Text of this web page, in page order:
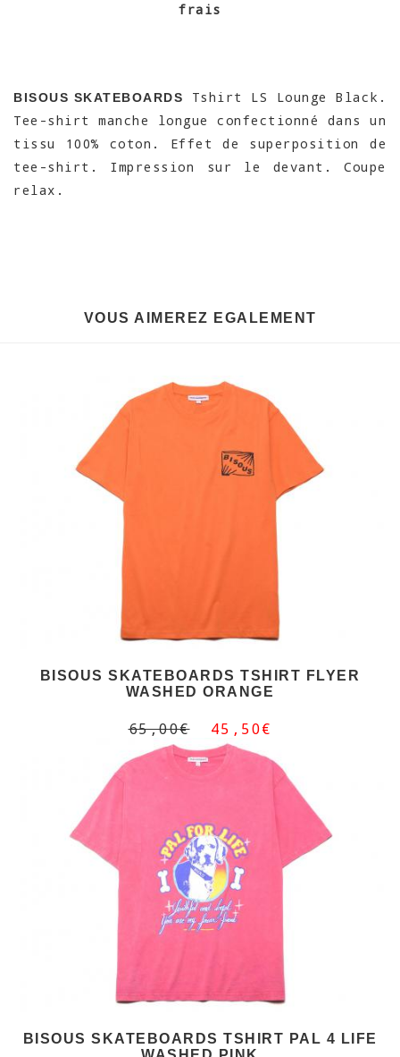
frais
BISOUS SKATEBOARDS
Tshirt LS Lounge Black.
Tee-shirt manche longue confectionné dans un
tissu 100% coton. Effet de superposition de
tee-shirt. Impression sur le devant. Coupe
relax.
VOUS AIMEREZ EGALEMENT
BISOUS SKATEBOARDS TSHIRT FLYER
WASHED ORANGE
65,00€ 45,50€
BISOUS SKATEBOARDS TSHIRT PAL 4 LIFE